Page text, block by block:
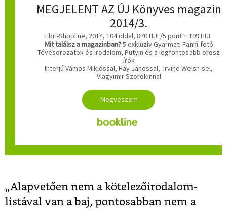
MEGJELENT AZ ÚJ Könyves magazin
2014/3.
Libri-Shopline, 2014, 104 oldal, 870 HUF/5 pont + 199 HUF
Mit találsz a magazinban?5 exkluzív Gyarmati Fanni-fotó
Tévésorozatok és irodalom, Putyin és a legfontosabb orosz
írók
Interjú Vámos Miklóssal, Háy Jánossal, Irvine Welsh-sel,
Vlagyimir Szorokinnal
„Alapvetően nem a kötelezőirodalom-
listával van a baj, pontosabban nem a